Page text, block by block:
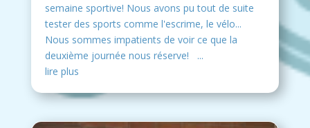
semaine sportive! Nous avons pu tout de suite
tester des sports comme l'escrime, le vélo...
Nous sommes impatients de voir ce que la
deuxième journée nous réserve! ...
lire plus